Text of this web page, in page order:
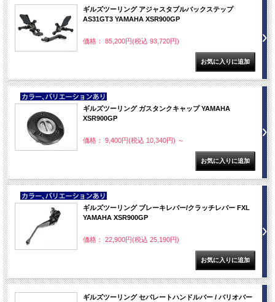
ギルズツーリング アジャスタブルバックステップ
AS31GT3 YAMAHA XSR900GP
価格： 85,200円(税込 93,720円)
NEW
ギルズツーリング ガスタンクキャップ YAMAHA
XSR900GP
価格： 9,400円(税込 10,340円) ～
NEW
ギルズツーリング ブレーキレバー/クラッチレバー FXL
YAMAHA XSR900GP
価格： 22,900円(税込 25,190円)
ギルズツーリング セパレートハンドルバー / バリオバー